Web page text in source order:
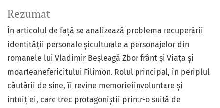
Rezumat
În articolul de față se analizează problema recuperării
identității personale șiculturale a personajelor din
romanele lui Vladimir Beșleagă Zbor frânt și Viața și
moarteanefericitului Filimon. Rolul principal, în periplul
căutării de sine, îi revine memorieiinvoluntare și
intuiției, care trec protagoniștii printr-o suită de